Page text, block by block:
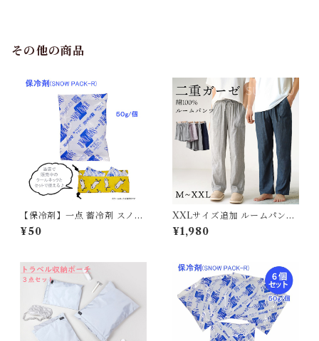
その他の商品
【保冷剤】一点 蓄冷剤 スノー
パック 50g ペットクールネッ
ク用
¥50
XXLサイズ追加 ルームパンツ
綿100％ ダブルガーゼ ロング
丈 ショート丈 パジャマ ルーム
短パン 長ズボン ナイトウェア
オールシーズン シンプル ガー
ゼ 薄手 軽い 快適 部屋着 567
5766 スイモク【水沐良品】
¥1,980